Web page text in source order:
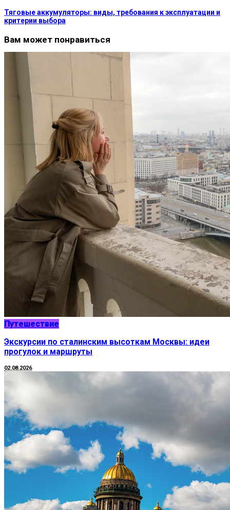
Тяговые аккумуляторы: виды, требования к эксплуатации и
критерии выбора
Вам может понравиться
Путешествие
Экскурсии по сталинским высоткам Москвы: идеи
прогулок и маршруты
02.08.2026